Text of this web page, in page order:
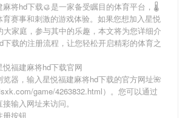
麻将hd下载🥮是一家备受瞩目的体育平台，🌡
赛事和刺激的游戏体验。如果您想加入星悦
大家庭，参与其中的乐趣，本文将为您详细介
下载的注册流程，让您轻松开启精彩的体育之
悦福建麻将hd下载官网
器，输入星悦福建麻将hd下载的官方网址🌺
game/4263832.html）。您可以通过
输入网址来访问。
册按钮